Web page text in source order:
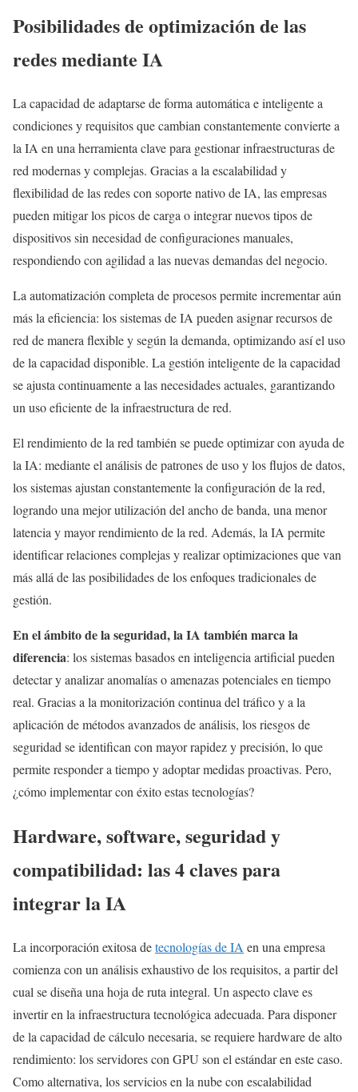
Posibilidades de optimización de las
redes mediante IA
La capacidad de adaptarse de forma automática e inteligente a
condiciones y requisitos que cambian constantemente convierte a
la IA en una herramienta clave para gestionar infraestructuras de
red modernas y complejas. Gracias a la escalabilidad y
flexibilidad de las redes con soporte nativo de IA, las empresas
pueden mitigar los picos de carga o integrar nuevos tipos de
dispositivos sin necesidad de configuraciones manuales,
respondiendo con agilidad a las nuevas demandas del negocio.
La automatización completa de procesos permite incrementar aún
más la eficiencia: los sistemas de IA pueden asignar recursos de
red de manera flexible y según la demanda, optimizando así el uso
de la capacidad disponible. La gestión inteligente de la capacidad
se ajusta continuamente a las necesidades actuales, garantizando
un uso eficiente de la infraestructura de red.
El rendimiento de la red también se puede optimizar con ayuda de
la IA: mediante el análisis de patrones de uso y los flujos de datos,
los sistemas ajustan constantemente la configuración de la red,
logrando una mejor utilización del ancho de banda, una menor
latencia y mayor rendimiento de la red. Además, la IA permite
identificar relaciones complejas y realizar optimizaciones que van
más allá de las posibilidades de los enfoques tradicionales de
gestión.
En el ámbito de la seguridad, la IA también marca la
diferencia: los sistemas basados en inteligencia artificial pueden
detectar y analizar anomalías o amenazas potenciales en tiempo
real. Gracias a la monitorización continua del tráfico y a la
aplicación de métodos avanzados de análisis, los riesgos de
seguridad se identifican con mayor rapidez y precisión, lo que
permite responder a tiempo y adoptar medidas proactivas. Pero,
¿cómo implementar con éxito estas tecnologías?
Hardware, software, seguridad y
compatibilidad: las 4 claves para
integrar la IA
La incorporación exitosa detecnologías de IA en una empresa
comienza con un análisis exhaustivo de los requisitos, a partir del
cual se diseña una hoja de ruta integral. Un aspecto clave es
invertir en la infraestructura tecnológica adecuada. Para disponer
de la capacidad de cálculo necesaria, se requiere hardware de alto
rendimiento: los servidores con GPU son el estándar en este caso.
Como alternativa, los servicios en la nube con escalabilidad